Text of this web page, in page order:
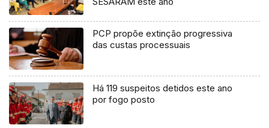
PCP propõe extinção progressiva
das custas processuais
Há 119 suspeitos detidos este ano
por fogo posto